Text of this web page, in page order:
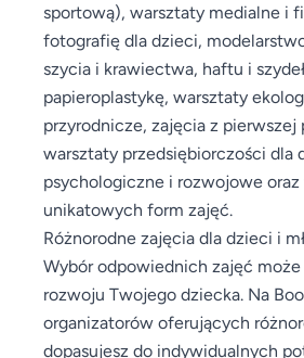
sportową), warsztaty medialne i
fotografię dla dzieci,
szycia i krawiectwa, haftu i
papieroplastykę, warsztaty
przyrodnicze, zajęcia z pierwszej
warsztaty przedsiębiorczości dla
psychologiczne i rozwojowe
unikatowych form zajęć.
Różnorodne zajęcia dla dzieci i
Wybór odpowiednich zajęć
rozwoju Twojego dziecka. Na
organizatorów oferujących
dopasujesz do indywidualnych